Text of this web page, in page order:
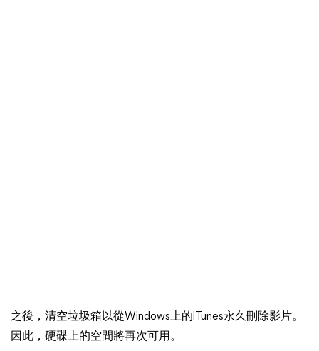
之後，清空垃圾箱以從Windows上的iTunes永久刪除影片。
因此，硬碟上的空間將再次可用。